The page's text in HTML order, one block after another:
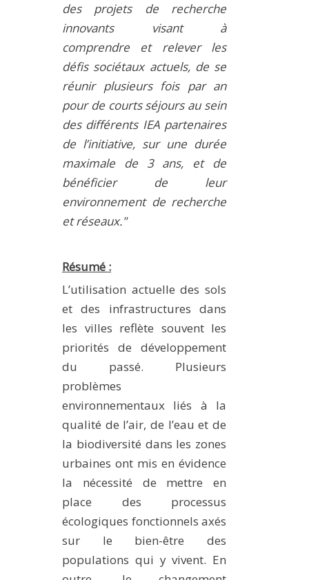
des projets de recherche
innovants visant à
comprendre et relever les
défis sociétaux actuels, de se
réunir plusieurs fois par an
pour de courts séjours au sein
des différents IEA partenaires
de l’initiative, sur une durée
maximale de 3 ans, et de
bénéficier de leur
environnement de recherche
et réseaux."
Résumé :
L’utilisation actuelle des sols
et des infrastructures dans
les villes reflète souvent les
priorités de développement
du passé. Plusieurs
problèmes
environnementaux liés à la
qualité de l’air, de l’eau et de
la biodiversité dans les zones
urbaines ont mis en évidence
la nécessité de mettre en
place des processus
écologiques fonctionnels axés
sur le bien-être des
populations qui y vivent. En